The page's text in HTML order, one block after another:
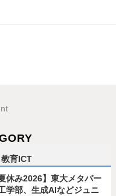
教育ICT
夏休み2026】東大メタバー
学部、生成AIなどジュニ